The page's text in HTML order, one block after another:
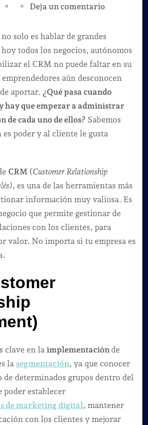
Deja un comentarioen
CRM
gratis¿Qué
es
y
para
qué
sirve
un
solo es hablar de grandes
todos los negocios, autónomos
el CRM no puede faltar en su
aún desconocen
aportar. ¿Qué pasa cuando
hay que empezar a administrar
de cada uno de ellos? Sabemos
poder y al cliente le gusta
CRM (Customer Relationship
, es una de las herramientas más
información muy valiosa. Es
que permite gestionar de
con los clientes, para
valor. No importa si tu empresa es
clave en la implementación de
la segmentación, ya que conocer
determinados grupos dentro del
poder establecer
de marketing digital, mantener
con los clientes y mejorar